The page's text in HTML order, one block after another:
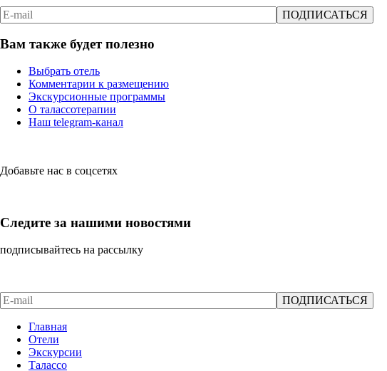
Вам также будет полезно
Выбрать отель
Комментарии к размещению
Экскурсионные программы
О талассотерапии
Наш telegram-канал
Добавьте нас в соцсетях
Следите за нашими новостями
подписывайтесь на рассылку
Главная
Отели
Экскурсии
Талассо